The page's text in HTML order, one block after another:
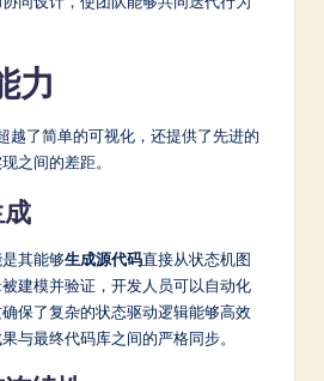
力
越了简单的可视化，还提供了先进的
之间的差距。
其能够生成源代码直接从状态机图
建模并验证，开发人员可以自动化
保了复杂的状态驱动逻辑能够高效
与最终代码库之间的严格同步。